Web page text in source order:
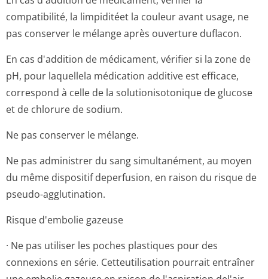
compatibilité, la limpiditéet la couleur avant usage, ne
pas conserver le mélange après ouverture duflacon.
En cas d'addition de médicament, vérifier si la zone de
pH, pour laquellela médication additive est efficace,
correspond à celle de la solutionisotonique de glucose
et de chlorure de sodium.
Ne pas conserver le mélange.
Ne pas administrer du sang simultanément, au moyen
du même dispositif deperfusion, en raison du risque de
pseudo-agglutination.
Risque d'embolie gazeuse
· Ne pas utiliser les poches plastiques pour des
connexions en série. Cetteutilisation pourrait entraîner